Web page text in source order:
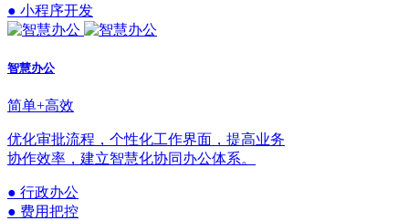
● 小程序开发
智慧办公
简单+高效
优化审批流程，个性化工作界面，提高业务
协作效率，建立智慧化协同办公体系。
● 行政办公
● 费用把控